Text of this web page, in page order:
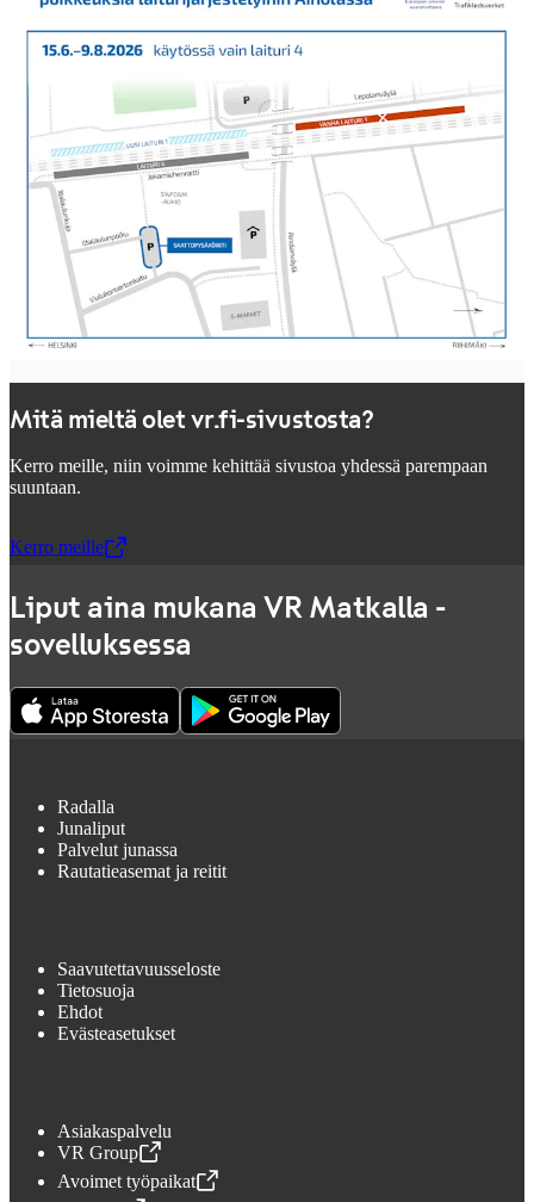
Mitä mieltä olet vr.fi-sivustosta?
Kerro meille, niin voimme kehittää sivustoa yhdessä parempaan
suuntaan.
Kerro meille
,Avataan uudessa välilehdessä
Liput aina mukana VR Matkalla -
sovelluksessa
Radalla
Junaliput
Palvelut junassa
Rautatieasemat ja reitit
Saavutettavuusseloste
Tietosuoja
Ehdot
Evästeasetukset
Asiakaspalvelu
VR Group
,Avataan uudessa välilehdessä
Avoimet työpaikat
,Avataan uudessa välilehdessä